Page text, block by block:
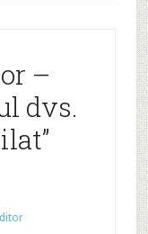
–
dvs.